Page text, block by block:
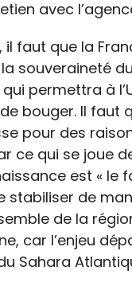
avec
il faut que la
souveraineté
permettra à
bouger. Il faut
pour des
ce qui se joue
est « le
stabiliser de
de la
car l’enjeu
Sahara